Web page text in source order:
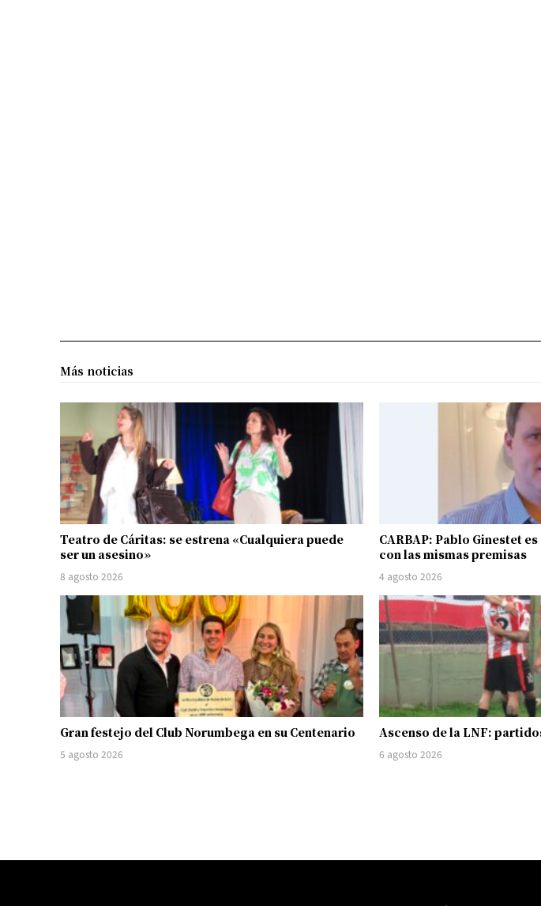
Más noticias
Teatro de Cáritas: se estrena «Cualquiera puede
ser un asesino»
8 agosto 2026
CARBAP: Pablo Ginestet
con las mismas premisas
4 agosto 2026
Gran festejo del Club Norumbega en su Centenario
5 agosto 2026
Ascenso de la LNF:
6 agosto 2026